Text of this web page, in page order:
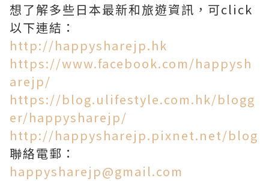
想了解多些日本最新和旅遊資訊，可click
以下連結：
http://happysharejp.hk
https://www.facebook.com/happysh
arejp/
https://blog.ulifestyle.com.hk/blogg
er/happysharejp/
http://happysharejp.pixnet.net/blog
聯絡電郵：
happysharejp@gmail.com